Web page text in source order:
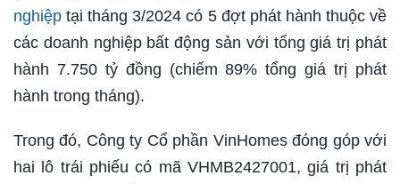
nghiệp tại tháng 3/2024 có 5 đợt phát hành thuộc về
các doanh nghiệp bất động sản với tổng giá trị phát
hành 7.750 tỷ đồng (chiếm 89% tổng giá trị phát
hành trong tháng).
Trong đó, Công ty Cổ phần VinHomes đóng góp với
hai lô trái phiếu có mã VHMB2427001, giá trị phát